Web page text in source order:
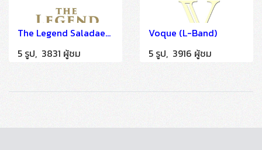
The Legend Saladaeng (IMDU)
5 รูป, 3831 ผู้ชม
Voque (L-Band)
5 รูป, 3916 ผู้ชม